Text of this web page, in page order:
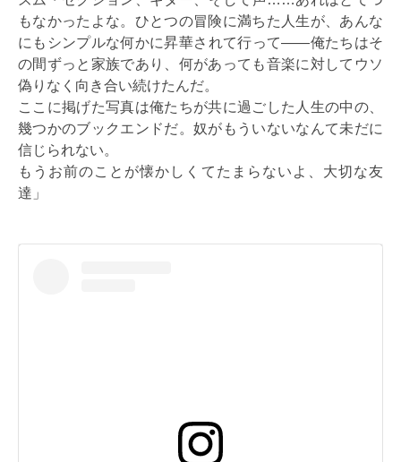
もなかったよな。ひとつの冒険に満ちた人生が、あんな
にもシンプルな何かに昇華されて行って――俺たちはそ
の間ずっと家族であり、何があっても音楽に対してウソ
偽りなく向き合い続けたんだ。
ここに掲げた写真は俺たちが共に過ごした人生の中の、
幾つかのブックエンドだ。奴がもういないなんて未だに
信じられない。
もうお前のことが懐かしくてたまらないよ、大切な友
達」